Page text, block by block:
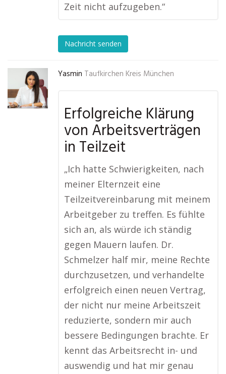
Zeit nicht aufzugeben.“
Nachricht senden
Yasmin Taufkirchen Kreis München
Erfolgreiche Klärung
von Arbeitsverträgen
in Teilzeit
„Ich hatte Schwierigkeiten, nach
meiner Elternzeit eine
Teilzeitvereinbarung mit meinem
Arbeitgeber zu treffen. Es fühlte
sich an, als würde ich ständig
gegen Mauern laufen. Dr.
Schmelzer half mir, meine Rechte
durchzusetzen, und verhandelte
erfolgreich einen neuen Vertrag,
der nicht nur meine Arbeitszeit
reduzierte, sondern mir auch
bessere Bedingungen brachte. Er
kennt das Arbeitsrecht in- und
auswendig und hat mir genau